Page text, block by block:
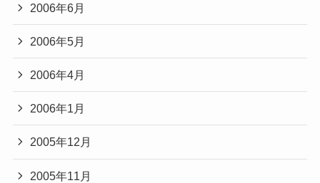
2006年6月
2006年5月
2006年4月
2006年1月
2005年12月
2005年11月